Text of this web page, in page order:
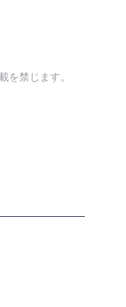
禁じます。